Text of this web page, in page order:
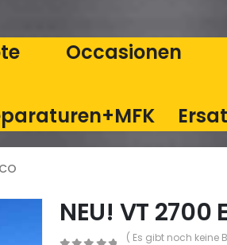
Occasionen
NEU! VT 2700
( Es gibt noch keine